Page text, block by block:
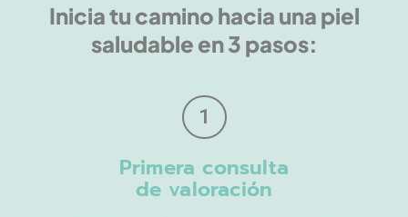
Inicia tu camino hacia una piel
saludable en 3 pasos:
1
Primera consulta
de valoración